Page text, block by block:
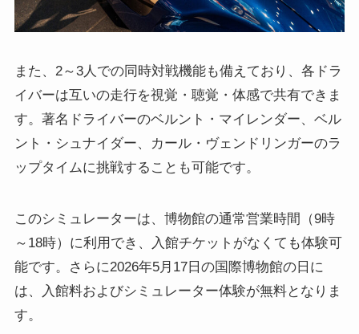
また、2～3人での同時対戦機能も備えており、各ドラ
イバーは互いの走行を視覚・聴覚・体感で共有できま
す。著名ドライバーのベルント・マイレンダー、ベル
ント・シュナイダー、カール・ヴェンドリンガーのラ
ップタイムに挑戦することも可能です。
このシミュレーターは、博物館の通常営業時間（9時
～18時）に利用でき、入館チケットがなくても体験可
能です。さらに2026年5月17日の国際博物館の日に
は、入館料およびシミュレーター体験が無料となりま
す。